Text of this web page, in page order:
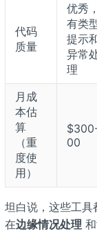
代码
质量
优秀，
有类
提示
异常
理
月成
本估
算
（重
度使
用）
00
坦白说，这些工
在边缘情况处理 和